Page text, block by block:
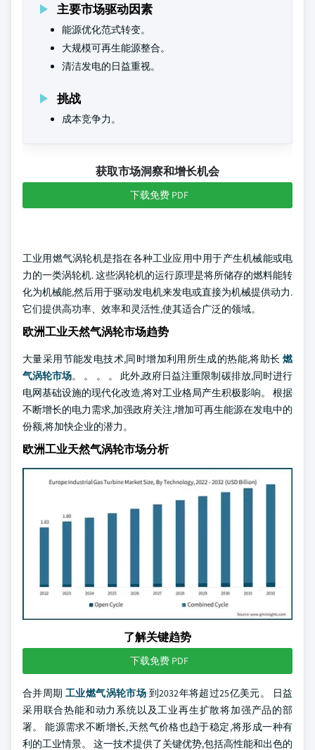
主要市场驱动因素
能源优化范式转变。
大规模可再生能源整合。
清洁发电的日益重视。
挑战
成本竞争力。
获取市场洞察和增长机会
下载免费 PDF
工业用燃气涡轮机是指在各种工业应用中用于产生机械能或电
力的一类涡轮机. 这些涡轮机的运行原理是将所储存的燃料能转
化为机械能,然后用于驱动发电机来发电或直接为机械提供动力.
它们提供高功率、效率和灵活性,使其适合广泛的领域。
欧洲工业天然气涡轮市场趋势
大量采用节能发电技术,同时增加利用所生成的热能,将助长 燃
气涡轮市场。 。 。 。 此外,政府日益注重限制碳排放,同时进行
电网基础设施的现代化改造,将对工业格局产生积极影响。 根据
不断增长的电力需求,加强政府关注,增加可再生能源在发电中的
份额,将加快企业的潜力。
欧洲工业天然气涡轮市场分析
了解关键趋势
下载免费 PDF
合并周期工业燃气涡轮市场 到2032年将超过25亿美元。 日益
采用联合热能和动力系统以及工业再生扩散将加强产品的部
署。 能源需求不断增长,天然气价格也趋于稳定,将形成一种有
利的工业情景。 这一技术提供了关键优势,包括高性能和出色的